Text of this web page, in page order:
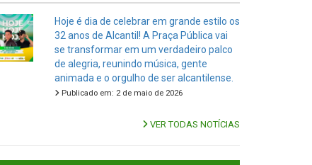
Hoje é dia de celebrar em grande estilo os
32 anos de Alcantil! A Praça Pública vai
se transformar em um verdadeiro palco
de alegria, reunindo música, gente
animada e o orgulho de ser alcantilense.
Publicado em: 2 de maio de 2026
VER TODAS NOTÍCIAS